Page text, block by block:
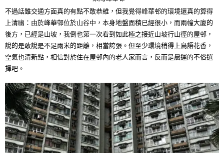
不過話雖交通方面真的有點不敢恭維，但我覺得峰華邨的環境還真的算得
上清幽：由於峰華邨位於山谷中，本身地盤面積已經很小，而兩幢大廈的
後方，已經是山坡，我倒也第一次看到如此極之接近山坡行山徑的屋邨，
說的是敢說是不足兩米的距離，相當誇張。但至少環境稍得上鳥語花香，
空氣也清新點，相信對於住在屋邨內的老人家而言，反而是晨運的不俗選
擇吧。